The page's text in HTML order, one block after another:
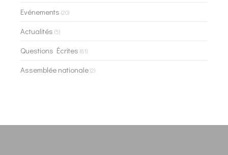
Evénements (20)
Actualités (5)
Questions Écrites (81)
Assemblée nationale(2)